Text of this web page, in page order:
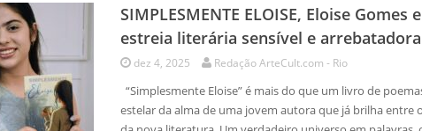
SIMPLESMENTE ELOISE, Eloise Gomes
estreia literária sensível e arrebatadora
dez 4, 2025 Redação ArteCult.com - Rio
“Simplesmente Eloise” é mais do que um livro de
estelar da alma de uma jovem autora que já brilha entre